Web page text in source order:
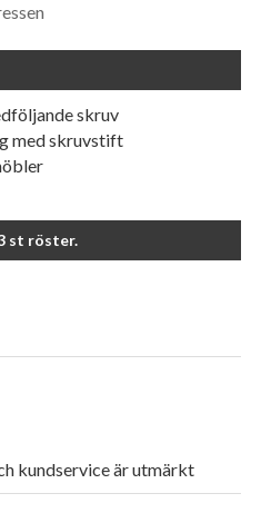
skruv
med skruvstift
st röster.
kundservice är utmärkt